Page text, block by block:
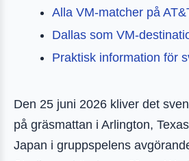
Alla VM-matcher på
Dallas som VM-
Praktisk information för
Den 25 juni 2026 kliver det
på gräsmattan i Arlington,
Japan i gruppspelens